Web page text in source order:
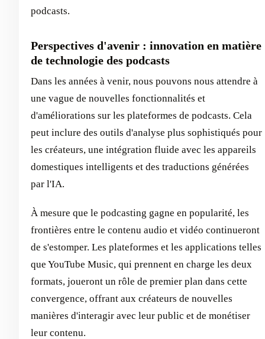
podcasts.
Perspectives d'avenir : innovation en matière
de technologie des podcasts
Dans les années à venir, nous pouvons nous attendre à
une vague de nouvelles fonctionnalités et
d'améliorations sur les plateformes de podcasts. Cela
peut inclure des outils d'analyse plus sophistiqués pour
les créateurs, une intégration fluide avec les appareils
domestiques intelligents et des traductions générées
par l'IA.
À mesure que le podcasting gagne en popularité, les
frontières entre le contenu audio et vidéo continueront
de s'estomper. Les plateformes et les applications telles
que YouTube Music, qui prennent en charge les deux
formats, joueront un rôle de premier plan dans cette
convergence, offrant aux créateurs de nouvelles
manières d'interagir avec leur public et de monétiser
leur contenu.